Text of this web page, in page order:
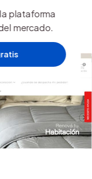
el detrás
plataforma
mercado.